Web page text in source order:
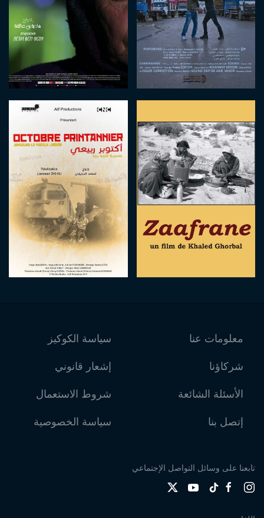
معلومات عنا
شركاؤنا
الأسئلة الشائعة
إتصل بنا
سياسة الكوكيز
إشعار قانوني
شروط الاستعمال
سياسة الخصوصية
تابعنا على وسائل التواصل الإجتماعي